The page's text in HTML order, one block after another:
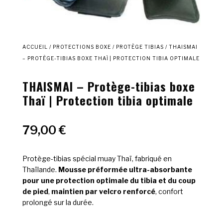
ACCUEIL / PROTECTIONS BOXE / PROTÈGE TIBIAS / THAISMAI
– PROTÈGE-TIBIAS BOXE THAÏ | PROTECTION TIBIA OPTIMALE
THAISMAI – Protège-tibias boxe
Thaï | Protection tibia optimale
79,00€
Protège-tibias spécial muay Thaï, fabriqué en
Thaïlande. Mousse préformée ultra-absorbante
pour une protection optimale du tibia et du coup
de pied, maintien par velcro renforcé, confort
prolongé sur la durée.